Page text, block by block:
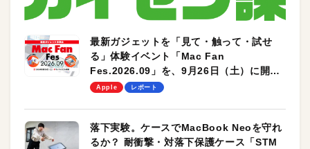
最新ガジェットを「見て・触って・試せ
る」体験イベント「Mac Fan
Fes.2026.09」を、9月26日（土）に開催
します！
Apple レポート
落下実験。ケースでMacBook Neoを守れ
るか？ 耐衝撃・対落下保護ケース「STM